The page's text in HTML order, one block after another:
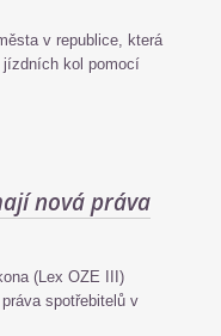
v republice, která
kol pomocí
nová práva
(Lex OZE III)
spotřebitelů v